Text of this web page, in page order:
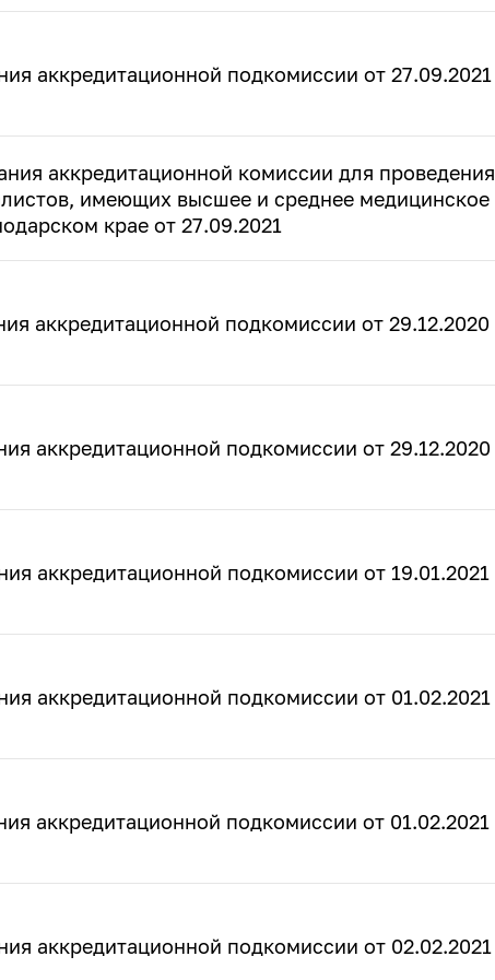
аккредитационной подкомиссии от 27.09.2021
аккредитационной комиссии для проведения
имеющих высшее и среднее медицинское
крае от 27.09.2021
аккредитационной подкомиссии от 29.12.2020
аккредитационной подкомиссии от 29.12.2020
аккредитационной подкомиссии от 19.01.2021
аккредитационной подкомиссии от 01.02.2021
аккредитационной подкомиссии от 01.02.2021
аккредитационной подкомиссии от 02.02.2021